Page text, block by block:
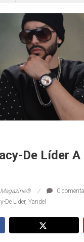
De Líder A
0
De Líder, Yandel